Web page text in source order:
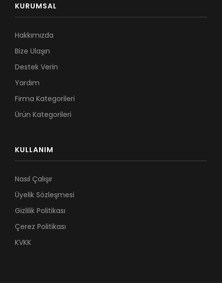
KURUMSAL
Hakkımızda
Bize Ulaşın
Destek Verin
Yardım
Firma Kategorileri
Ürün Kategorileri
KULLANIM
Nasıl Çalışır
Üyelik Sözleşmesi
Gizlilik Politikası
Çerez Politikası
KVKK